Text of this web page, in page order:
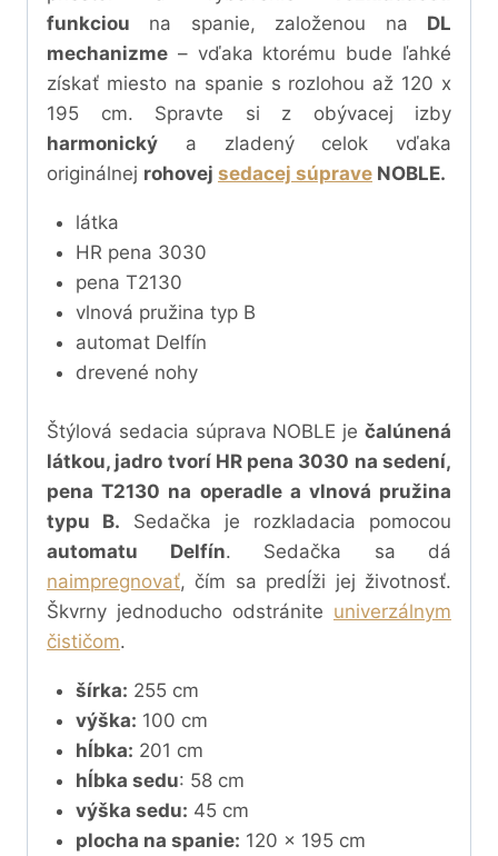
funkciou na spanie, založenou na DL
mechanizme – vďaka ktorému bude ľahké
získať miesto na spanie s rozlohou až 120 x
195 cm.
Spravte si z obývacej izby
harmonický a zladený celok vďaka
originálnej rohovej sedacej súprave NOBLE.
látka
HR pena 3030
pena T2130
vlnová pružina typ B
automat Delfín
drevené nohy
Štýlová sedacia súprava NOBLE je čalúnená
látkou, jadro tvorí HR pena 3030 na sedení,
pena T2130 na operadle a vlnová pružina
typu B. Sedačka je rozkladacia pomocou
automatu Delfín. Sedačka sa dá
naimpregnovať, čím sa predĺži jej životnosť.
Škvrny jednoducho odstránite univerzálnym
čističom.
šírka: 255 cm
výška: 100 cm
hĺbka: 201 cm
hĺbka sedu: 58 cm
výška sedu: 45 cm
plocha na spanie: 120 x 195 cm